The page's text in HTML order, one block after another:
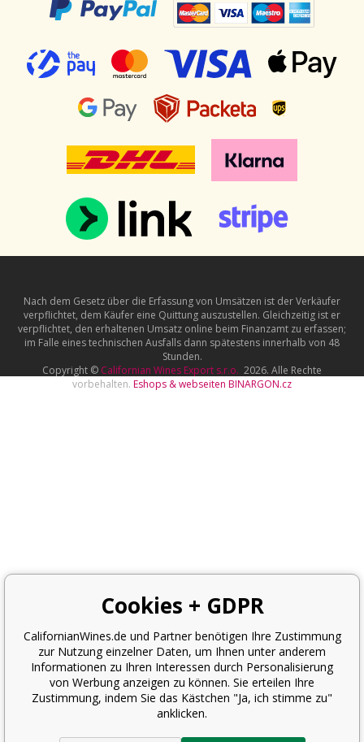
Nach dem Gesetz über die Erfassung von Umsätzen ist der Verkäufer
verpflichtet, dem Käufer eine Quittung auszustellen. Gleichzeitig ist er
verpflichtet, den erhaltenen Umsatz online beim Finanzamt zu erfassen;
im Falle eines technischen Ausfalls dann spätestens innerhalb von 48
Stunden.
Copyright © Californian Wines Export s.r.o. 2026. Alle Rechte
vorbehalten. Eshops & webseiten BINARGON.cz
Cookies + GDPR
CalifornianWines.de und Partner benötigen Ihre Zustimmung
zur Nutzung einzelner Daten, um Ihnen unter anderem
Informationen zu Ihren Interessen durch Personalisierung
von Werbung anzeigen zu können. Sie erteilen Ihre
Zustimmung, indem Sie das Kästchen "Ja, ich stimme zu"
anklicken.